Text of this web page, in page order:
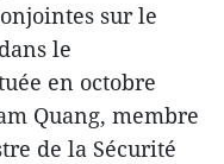
sur le
le
en octobre
Quang, membre
de la Sécurité